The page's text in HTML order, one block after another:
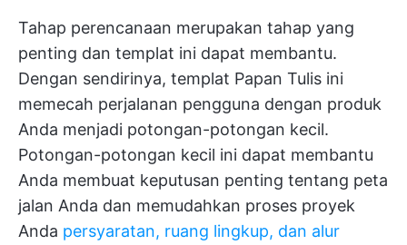
Tahap perencanaan merupakan tahap yang
penting dan templat ini dapat membantu.
Dengan sendirinya, templat Papan Tulis ini
memecah perjalanan pengguna dengan produk
Anda menjadi potongan-potongan kecil.
Potongan-potongan kecil ini dapat membantu
Anda membuat keputusan penting tentang peta
jalan Anda dan memudahkan proses proyek
Anda persyaratan, ruang lingkup, dan alur